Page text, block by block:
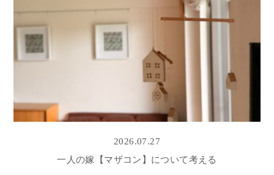
2026.07.27
一人の嫁【マザコン】について考える